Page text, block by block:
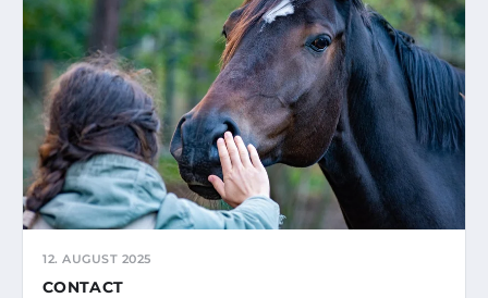
12. AUGUST 2025
CONTACT